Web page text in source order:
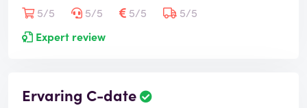
5/5
5/5 5/5
5/5
Expert review
Ervaring C-date